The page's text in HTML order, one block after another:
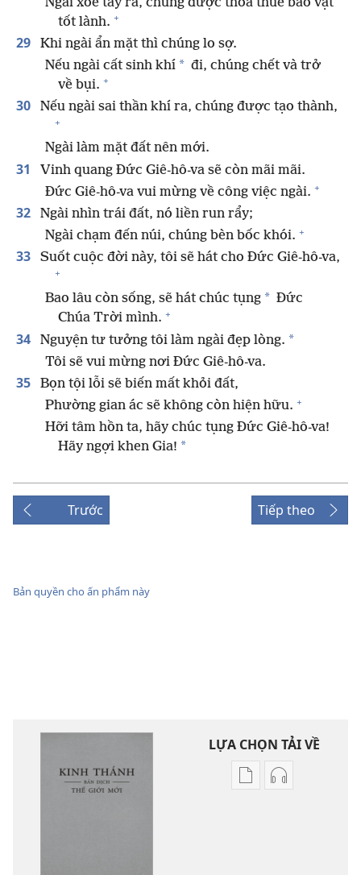
tốt lành. +
29
Khi ngài ẩn mặt thì chúng lo sợ.
Nếu ngài cất sinh khí * đi, chúng chết và trở
về bụi. +
30 Nếu ngài sai thần khí ra, chúng được tạo thành,
+
Ngài làm mặt đất nên mới.
31
Vinh quang Đức Giê-hô-va sẽ còn mãi mãi.
Đức Giê-hô-va vui mừng về công việc ngài. +
32
Ngài nhìn trái đất, nó liền run rẩy;
Ngài chạm đến núi, chúng bèn bốc khói. +
33 Suốt cuộc đời này, tôi sẽ hát cho Đức Giê-hô-va,
+
Bao lâu còn sống, sẽ hát chúc tụng * Đức
Chúa Trời mình. +
34 Nguyện tư tưởng tôi làm ngài đẹp lòng. *
Tôi sẽ vui mừng nơi Đức Giê-hô-va.
35
Bọn tội lỗi sẽ biến mất khỏi đất,
Phường gian ác sẽ không còn hiện hữu. +
Hỡi tâm hồn ta, hãy chúc tụng Đức Giê-hô-va!
Hãy ngợi khen Gia! *
Trước Tiếp theo
Bản quyền cho ấn phẩm này
LỰA CHỌN TẢI VỀ
Tùy
Tùy